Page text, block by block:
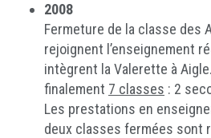
2008
Fermeture de la classe des
rejoignent l’enseignement
intègrent la Valerette à
finalement 7 classes : 2
Les prestations en
deux classes fermées sont